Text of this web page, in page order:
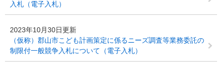
入札（電子入札）
2023年10月30日更新
（仮称）郡山市こども計画策定に係るニーズ調査等業務委託の
制限付一般競争入札について（電子入札）